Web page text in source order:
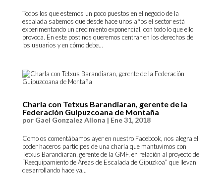
Todos los que estemos un poco puestos en el negocio de la
escalada sabemos que desde hace unos años el sector está
experimentando un crecimiento exponencial, con todo lo que ello
provoca. En este post nos queremos centrar en los derechos de
los usuarios y en cómo debe...
Charla con Tetxus Barandiaran, gerente de la
Federación Guipuzcoana de Montaña
por Gael Gonzalez Allona | Ene 31, 2018
Como os comentábamos ayer en nuestro Facebook, nos alegra el
poder haceros partícipes de una charla que mantuvimos con
Tetxus Barandiaran, gerente de la GMF, en relación al proyecto de
“Reequipamiento de Áreas de Escalada de Gipuzkoa” que llevan
desarrollando hace ya...